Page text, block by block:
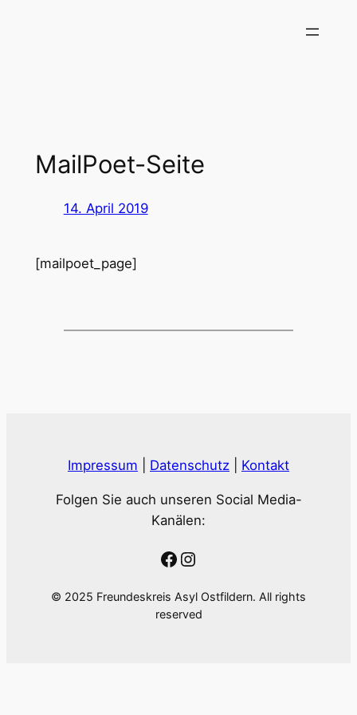
MailPoet-Seite
14. April 2019
[mailpoet_page]
Impressum Datenschutz Kontakt
Folgen Sie auch unseren Social Media-
Kanälen:
Facebook
Instagram
© 2025 Freundeskreis Asyl Ostfildern. All rights
reserved